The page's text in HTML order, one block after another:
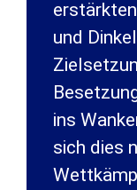
und
ins
sich dies